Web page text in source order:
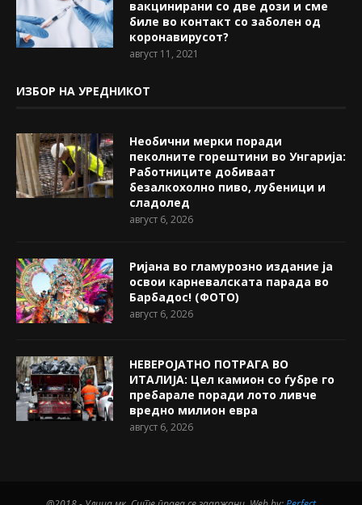
вакцинирани со две дози и сме
биле во контакт со заболен од
коронавирусот?
август 11, 2021
ИЗБОР НА УРЕДНИКОТ
Необични мерки поради
пеколните горештини во Унгарија:
Работниците добиваат
безалкохолно пиво, лубеници и
сладолед
август 6, 2026
Ријана во гламурозно издание ја
освои карневалската парада во
Барбадос! (ФОТО)
август 6, 2026
НЕВЕРОЈАТНО ПОТРАГА ВО
ИТАЛИЈА: Цел камион со ѓубре го
пребарале поради лото ливче
вредно милион евра
август 6, 2026